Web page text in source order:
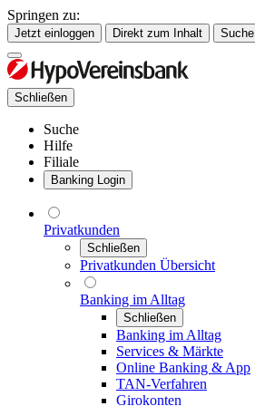
Springen zu:
Jetzt einloggen Direkt zum Inhalt Suche
Schließen
Suche
Hilfe
Filiale
Banking Login
Privatkunden
Schließen
Privatkunden Übersicht
Banking im Alltag
Schließen
Banking im Alltag
Services & Märkte
Online Banking & App
TAN-Verfahren
Girokonten